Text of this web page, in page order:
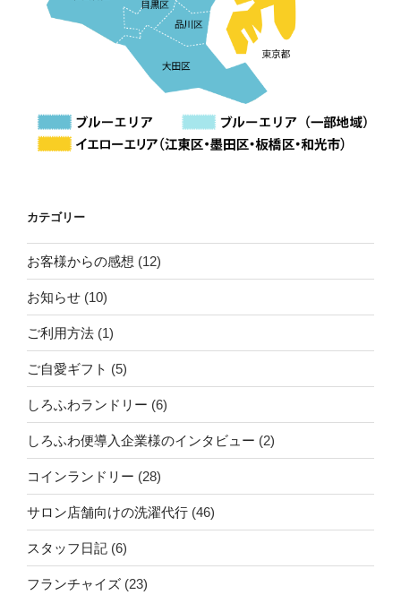
カテゴリー
お客様からの感想 (12)
お知らせ (10)
ご利用方法 (1)
ご自愛ギフト (5)
しろふわランドリー (6)
しろふわ便導入企業様のインタビュー (2)
コインランドリー (28)
サロン店舗向けの洗濯代行 (46)
スタッフ日記 (6)
フランチャイズ (23)